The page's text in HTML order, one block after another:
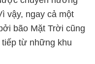
vậy, ngay cả một
bão Mặt Trời cũng
từ những khu